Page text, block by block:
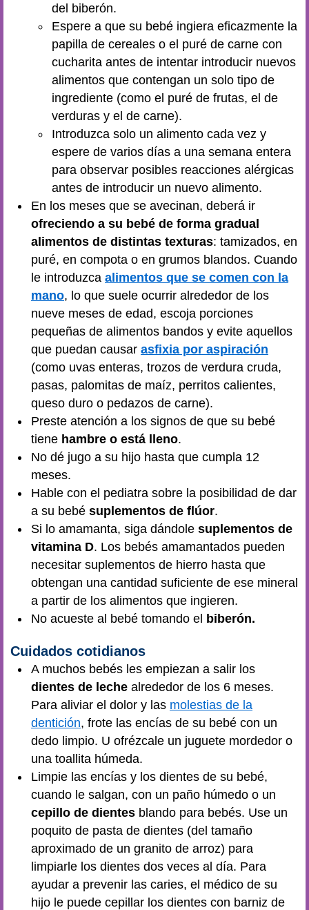
del biberón.
Espere a que su bebé ingiera eficazmente la
papilla de cereales o el puré de carne con
cucharita antes de intentar introducir nuevos
alimentos que contengan un solo tipo de
ingrediente (como el puré de frutas, el de
verduras y el de carne).
Introduzca solo un alimento cada vez y
espere de varios días a una semana entera
para observar posibles reacciones alérgicas
antes de introducir un nuevo alimento.
En los meses que se avecinan, deberá ir
ofreciendo a su bebé de forma gradual
alimentos de distintas texturas: tamizados, en
puré, en compota o en grumos blandos. Cuando
le introduzca alimentos que se comen con la
mano, lo que suele ocurrir alrededor de los
nueve meses de edad, escoja porciones
pequeñas de alimentos bandos y evite aquellos
que puedan causar asfixia por aspiración
(como uvas enteras, trozos de verdura cruda,
pasas, palomitas de maíz, perritos calientes,
queso duro o pedazos de carne).
Preste atención a los signos de que su bebé
tiene hambre o está lleno.
No dé jugo a su hijo hasta que cumpla 12
meses.
Hable con el pediatra sobre la posibilidad de dar
a su bebé suplementos de flúor.
Si lo amamanta, siga dándole suplementos de
vitamina D. Los bebés amamantados pueden
necesitar suplementos de hierro hasta que
obtengan una cantidad suficiente de ese mineral
a partir de los alimentos que ingieren.
No acueste al bebé tomando el biberón.
Cuidados cotidianos
A muchos bebés les empiezan a salir los
dientes de leche alrededor de los 6 meses.
Para aliviar el dolor y las molestias de la
dentición, frote las encías de su bebé con un
dedo limpio. U ofrézcale un juguete mordedor o
una toallita húmeda.
Limpie las encías y los dientes de su bebé,
cuando le salgan, con un paño húmedo o un
cepillo de dientes blando para bebés. Use un
poquito de pasta de dientes (del tamaño
aproximado de un granito de arroz) para
limpiarle los dientes dos veces al día. Para
ayudar a prevenir las caries, el médico de su
hijo le puede cepillar los dientes con barniz de